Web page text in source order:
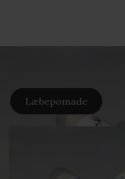
Læbepomade